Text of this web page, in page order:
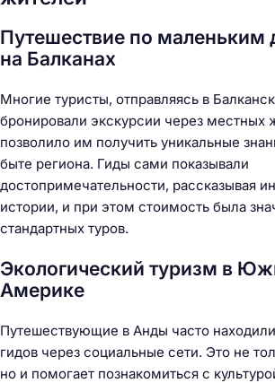
Путешествие по маленьким
на Балканах
Многие туристы, отправляясь в
бронировали экскурсии через местных
позволило им получить уникальные
быте региона. Гиды сами показывали
достопримечательности, рассказывая
истории, и при этом стоимость была
стандартных туров.
Экологический туризм в
Америке
Путешествующие в Анды часто
гидов через социальные сети. Это не
но и помогает познакомиться с